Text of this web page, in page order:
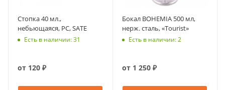
Стопка 40 мл.,
небьющаяся, PС, SATE
Есть в наличии: 31
от 120 ₽
Бокал BOHEMIA 500 мл,
нерж. сталь, «Tourist»
Есть в наличии: 2
от 1 250 ₽